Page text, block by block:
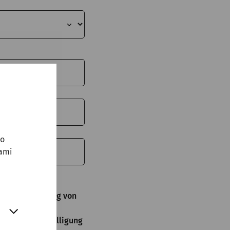
von den
zur Zusendung von
Mail an
Wird die Einwilligung